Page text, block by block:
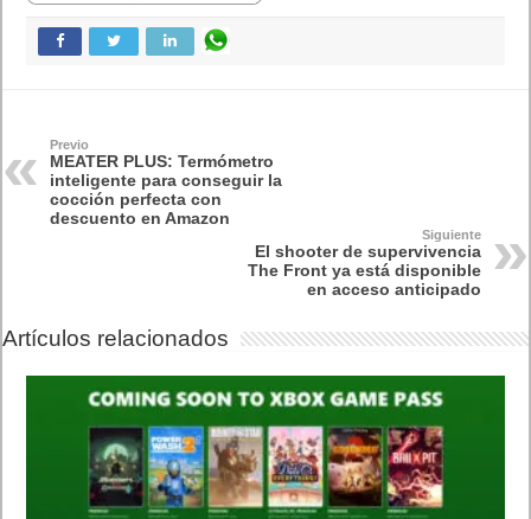
Previo
MEATER PLUS: Termómetro
inteligente para conseguir la
cocción perfecta con
descuento en Amazon
Siguiente
El shooter de supervivencia
The Front ya está disponible
en acceso anticipado
Artículos relacionados